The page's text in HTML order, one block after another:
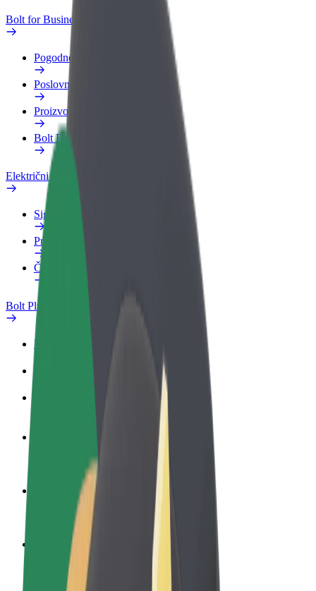
Bolt for Business
Pogodnosti
Poslovni profil
Proizvodi
Bolt Food za poslovne korisnike
Električni bicikli
Sigurnosni laboratorij
Prijavi problem
Često postavljana pitanja
Bolt Plus
Pogodnosti
Često postavljana pitanja
Zarađuj po vlastitim uvjetima
Postani dostavljač
Dostavljaj hranu i primaj tjedne isplate
Dodaj restoran ili trgovinu
Dosegni više kupaca i povećaj zaradu